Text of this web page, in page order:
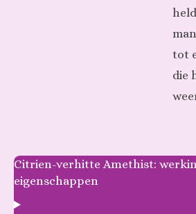
tot
die
Citrien-verhitte Amethist:
eigenschappen